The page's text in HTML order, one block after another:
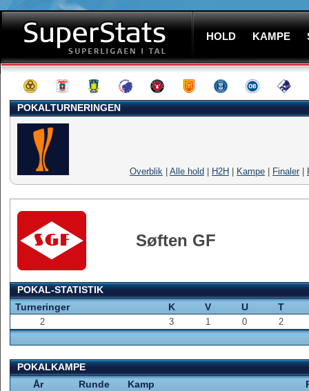
HOLD KAMPE
POKALTURNERINGEN
Overblik Alle hold H2H Kampe Finaler
Søften GF
POKAL-STATISTIK
Turneringer
K V U T
2 3 1 0 2
POKALKAMPE
År
Runde Kamp